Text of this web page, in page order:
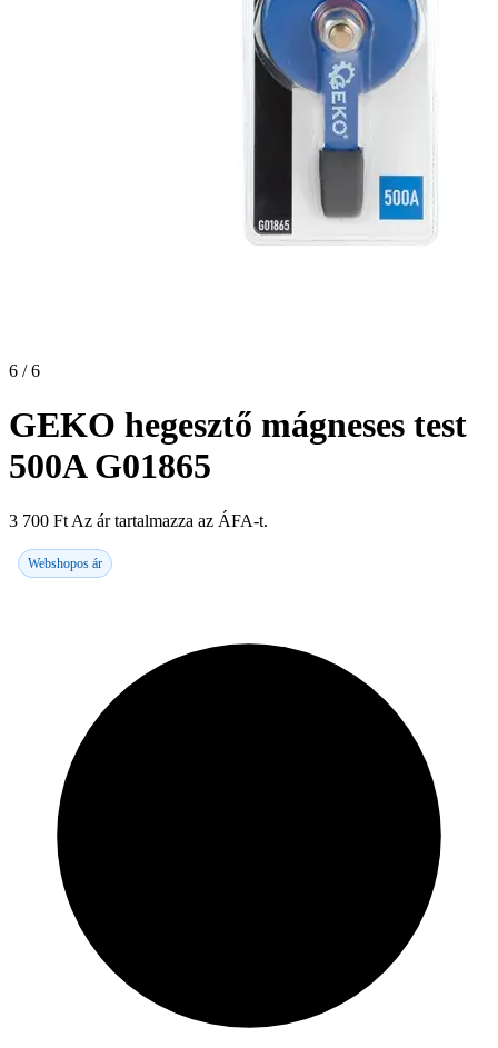
6 / 6
GEKO hegesztő mágneses test
500A G01865
3 700 Ft Az ár tartalmazza az ÁFA-t.
Webshopos ár